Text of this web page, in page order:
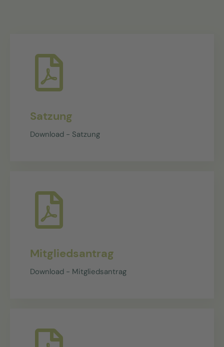
Satzung
Download - Satzung
Mitgliedsantrag
Download - Mitgliedsantrag